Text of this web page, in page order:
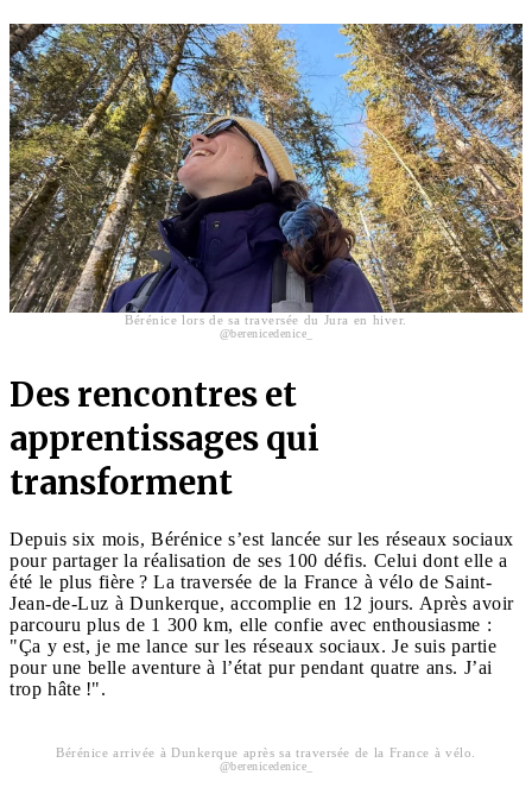
Bérénice lors de sa traversée du Jura en hiver.
@berenicedenice_
Des rencontres et
apprentissages qui
transforment
Depuis six mois, Bérénice s’est lancée sur les réseaux sociaux
pour partager la réalisation de ses 100 défis. Celui dont elle a
été le plus fière ? La traversée de la France à vélo de Saint-
Jean-de-Luz à Dunkerque, accomplie en 12 jours. Après avoir
parcouru plus de 1 300 km, elle confie avec enthousiasme :
"Ça y est, je me lance sur les réseaux sociaux. Je suis partie
pour une belle aventure à l’état pur pendant quatre ans. J’ai
trop hâte !".
Bérénice arrivée à Dunkerque après sa traversée de la France à vélo.
@berenicedenice_